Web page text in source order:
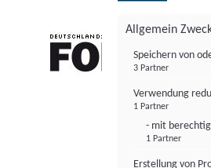
Allgemein
Speichern von
3 Partner
Verwendung
1 Partner
- mit
1 Partner
Erstellung von
FONDS professionell